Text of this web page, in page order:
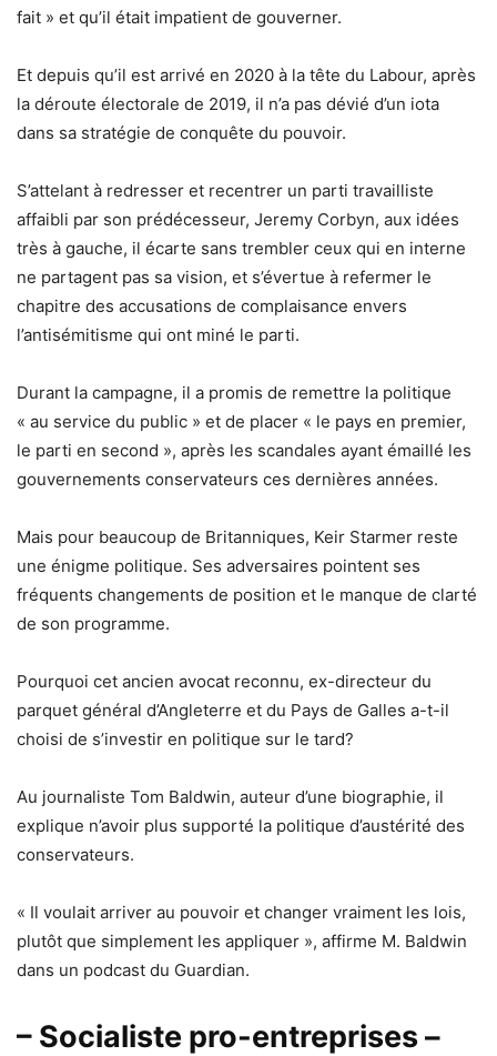
fait » et qu’il était impatient de gouverner.
Et depuis qu’il est arrivé en 2020 à la tête du Labour, après
la déroute électorale de 2019, il n’a pas dévié d’un iota
dans sa stratégie de conquête du pouvoir.
S’attelant à redresser et recentrer un parti travailliste
affaibli par son prédécesseur, Jeremy Corbyn, aux idées
très à gauche, il écarte sans trembler ceux qui en interne
ne partagent pas sa vision, et s’évertue à refermer le
chapitre des accusations de complaisance envers
l’antisémitisme qui ont miné le parti.
Durant la campagne, il a promis de remettre la politique
« au service du public » et de placer « le pays en premier,
le parti en second », après les scandales ayant émaillé les
gouvernements conservateurs ces dernières années.
Mais pour beaucoup de Britanniques, Keir Starmer reste
une énigme politique. Ses adversaires pointent ses
fréquents changements de position et le manque de clarté
de son programme.
Pourquoi cet ancien avocat reconnu, ex-directeur du
parquet général d’Angleterre et du Pays de Galles a-t-il
choisi de s’investir en politique sur le tard?
Au journaliste Tom Baldwin, auteur d’une biographie, il
explique n’avoir plus supporté la politique d’austérité des
conservateurs.
« Il voulait arriver au pouvoir et changer vraiment les lois,
plutôt que simplement les appliquer », affirme M. Baldwin
dans un podcast du Guardian.
– Socialiste pro-entreprises –